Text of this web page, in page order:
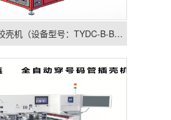
全自动双端插胶壳机（设备型号：TYDC-B-B603）